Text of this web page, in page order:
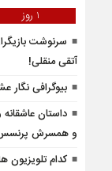
1 روز
سرنوشت
آتقی منقلی!
بیوگرافی نگار
داستان
و همسرش پرنسس
کدام تلویزیون